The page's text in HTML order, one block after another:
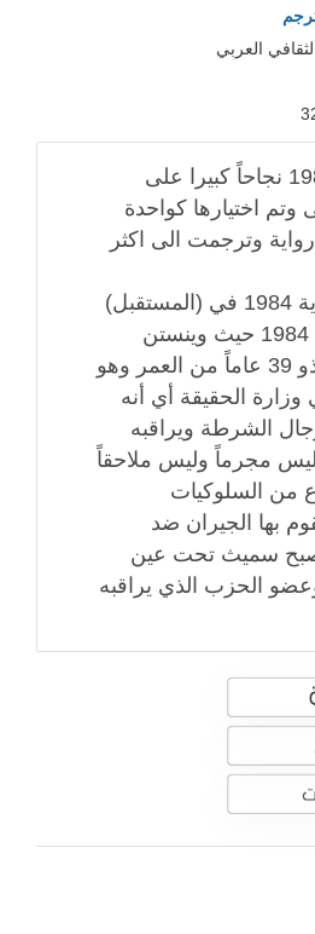
العربي
حققت رواية 1984 نجاحاً كبيرا على
وتم اختيارها كواحدة
من افضل 100 رواية وترجمت الى اكثر
تدور أحداث رواية 1984 في (المستقبل)
بمدينة لندن عام 1984 حيث وينستن
سميث موظف ذو 39 عاماً من العمر وهو
الحقيقة أي أنه
الشرطة ويراقبه
ليس مجرماً وليس ملاحقاً
من السلوكيات
بها الجيران ضد
سميث تحت عين
الحزب الذي يراقبه